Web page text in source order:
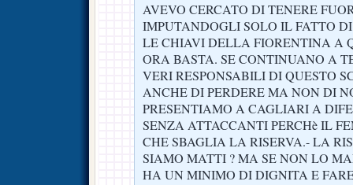
AVEVO CERCATO DI TENERE
IMPUTANDOGLI SOLO IL FATTO
LE CHIAVI DELLA FIORENTINA A
ORA BASTA. SE CONTINUANO A
VERI RESPONSABILI DI QUESTO
ANCHE DI PERDERE MA NON DI
PRESENTIAMO A CAGLIARI A
SENZA ATTACCANTI PERCHè IL
CHE SBAGLIA LA RISERVA.- LA
SIAMO MATTI ? MA SE NON LO
HA UN MINIMO DI DIGNITA E